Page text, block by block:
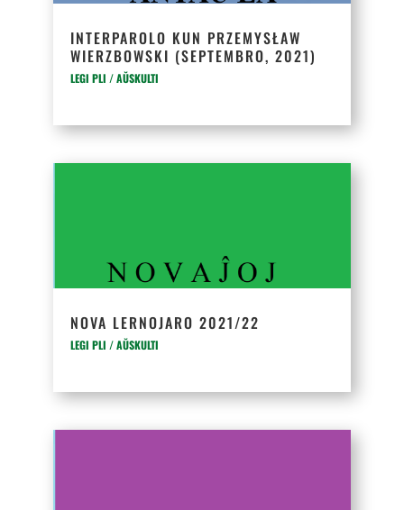
INTERPAROLO KUN PRZEMYSŁAW
WIERZBOWSKI (SEPTEMBRO, 2021)
LEGI PLI / AŬSKULTI
NOVA LERNOJARO 2021/22
LEGI PLI / AŬSKULTI